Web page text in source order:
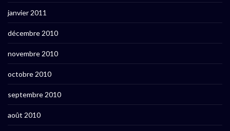
janvier 2011
décembre 2010
novembre 2010
octobre 2010
septembre 2010
août 2010